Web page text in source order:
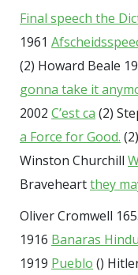
Final speech the
1961
(2) Howard Beale
gonna take it
2002 C’est ca (2)
a Force for Good.
Winston Churchill
Braveheartthey
Oliver Cromwell
1916 Banaras
1919 Pueblo ()